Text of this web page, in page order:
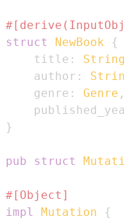
struct
NewBook
{
    title
: String
    author
:
    genre
: Genre ,
}
pub struct
#[Object]
impl
Mutation
{